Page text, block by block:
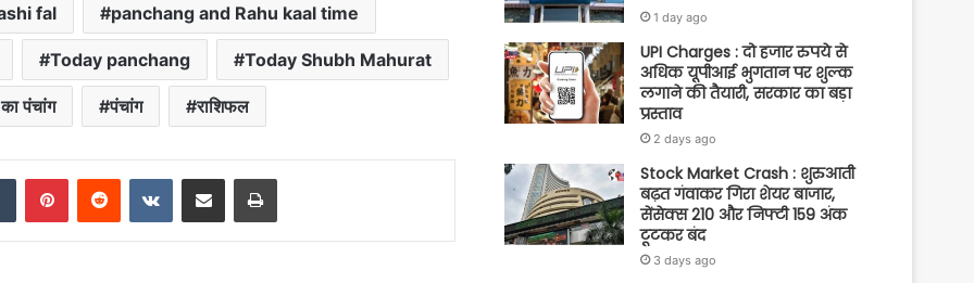
fal panchang and Rahu kaal time
Today panchang Today Shubh Mahurat
पंचांग पंचांग राशिफल
Tumblr PinterestReddit VKontakteShare via Email Print
1 day ago
UPI Charges : दो हजार रुपये से
अधिक यूपीआई भुगतान पर शुल्क
लगाने की तैयारी, सरकार का बड़ा
प्रस्ताव
2 days ago
Stock Market Crash : शुरुआती
बढ़त गंवाकर गिरा शेयर बाजार,
सेंसेक्स 210 और निफ्टी 159 अंक
टूटकर बंद
3 days ago